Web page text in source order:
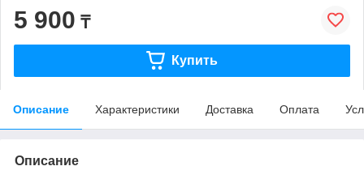
5 900 ₸
Купить
Описание Характеристики Доставка Оплата
Описание